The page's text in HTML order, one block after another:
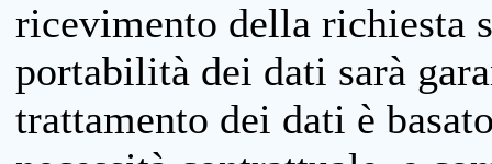
ricevimento della richiesta
portabilità dei dati sarà
trattamento dei dati è